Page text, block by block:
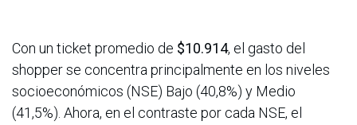
Con un ticket promedio de $10.914, el gasto del
shopper se concentra principalmente en los niveles
socioeconómicos (NSE) Bajo (40,8%) y Medio
(41,5%). Ahora, en el contraste por cada NSE, el